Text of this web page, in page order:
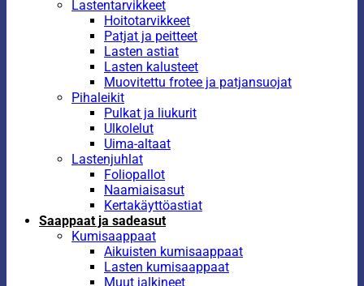
Lastentarvikkeet
Hoitotarvikkeet
Patjat ja peitteet
Lasten astiat
Lasten kalusteet
Muovitettu frotee ja patjansuojat
Pihaleikit
Pulkat ja liukurit
Ulkolelut
Uima-altaat
Lastenjuhlat
Foliopallot
Naamiaisasut
Kertakäyttöastiat
Saappaat ja sadeasut
Kumisaappaat
Aikuisten kumisaappaat
Lasten kumisaappaat
Muut jalkineet